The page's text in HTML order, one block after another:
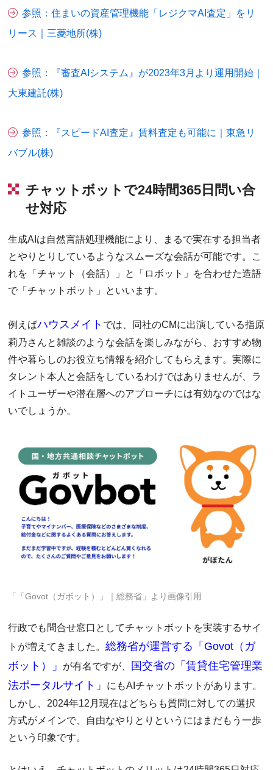
参照：住まいの資産管理機能「レジクマAI査定」をリ
リース｜三菱地所(株)
参照：『審査AIシステム』が2023年3月より運用開始｜
大東建託(株)
参照：『スピードAI査定』賃料査定も可能に｜東急リ
バブル(株)
チャットボットで24時間365日問い合
せ対応
生成AIは自然言語処理機能により、まるで実在する担当者
とやりとりしているようなスムーズな会話が可能です。こ
れを「チャット（会話）」と「ロボット」を合わせた造語
で「チャットボット」といいます。
例えばハウスメイト では、同社のCMに出演している指原
莉乃さんと雑談のような会話を楽しみながら、おすすめ物
件や暮らしのお役立ち情報を紹介してもらえます。実際に
タレント本人と会話をしているわけではありませんが、ラ
イトユーザーや潜在層へのアプローチには有効なのではな
いでしょうか。
「「Govot（ガボット）」｜総務省」より画像引用
行政でも問合せ窓口としてチャットボットを実装するサイ
トが増えてきました。総務省が運営する「Govot（ガ
ボット）」
が有名ですが、
国交省の「賃貸住宅管理業
法ポータルサイト」
にもAIチャットボットがあります。
しかし、2024年12月現在はどちらも質問に対しての選択
方式がメインで、自由なやりとりというにはまだもう一歩
という印象です。